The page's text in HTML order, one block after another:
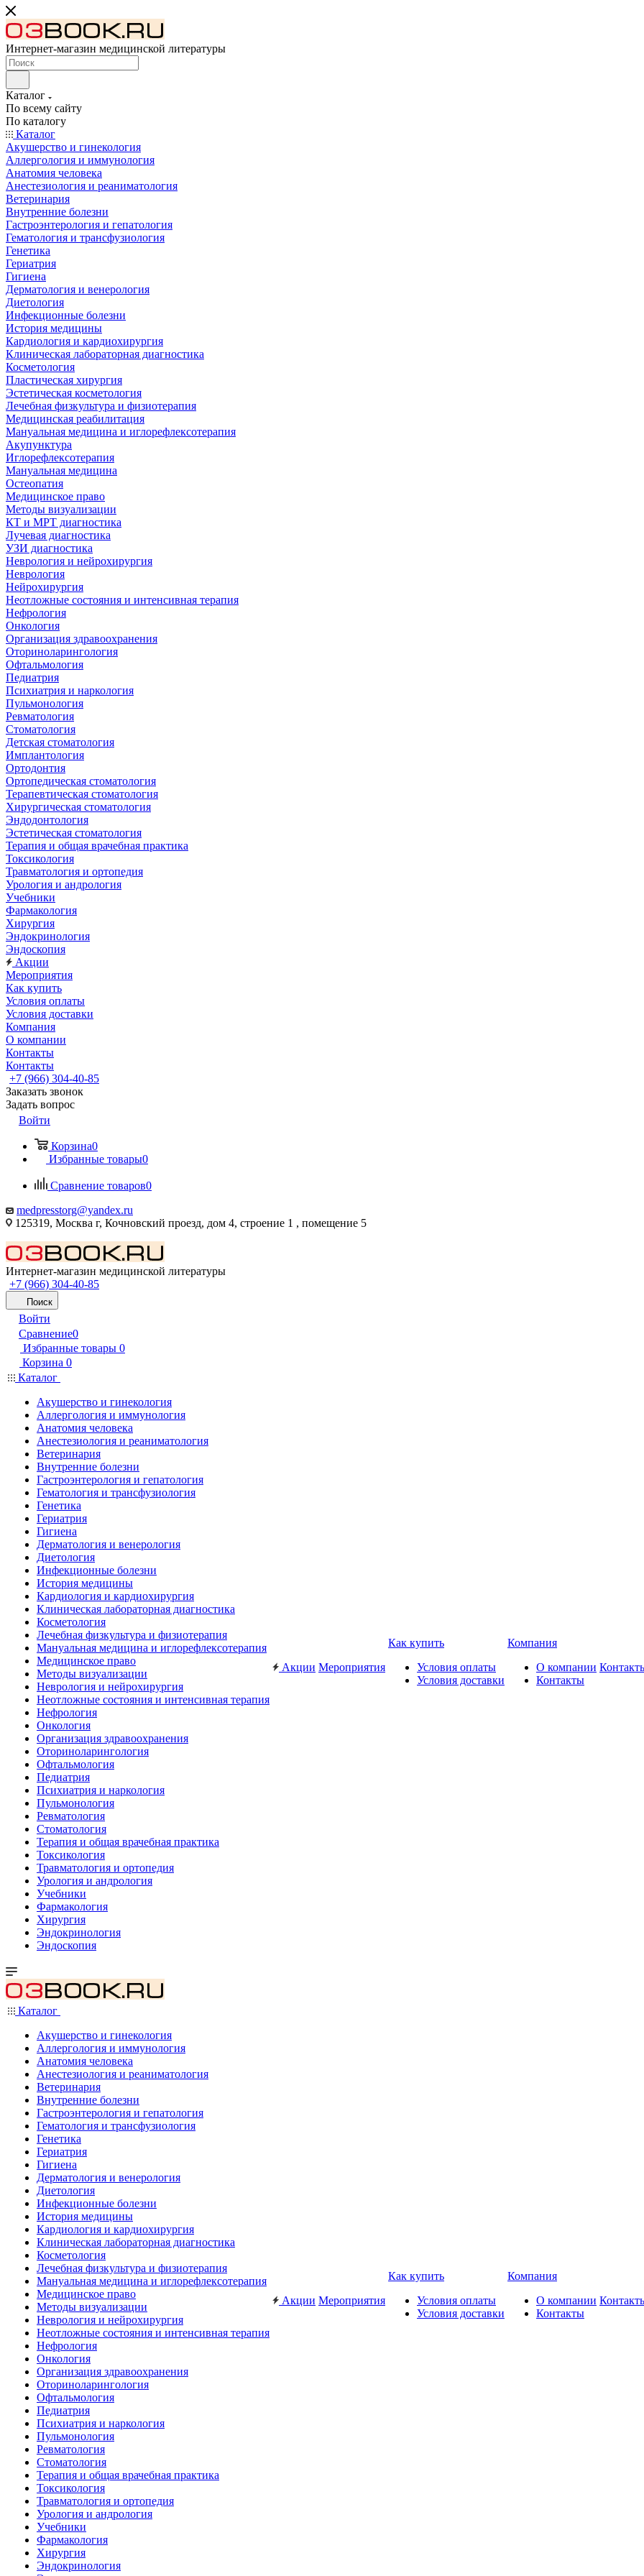
Интернет-магазин медицинской литературы
Каталог
По всему сайту
По каталогу
Каталог
Акушерство и гинекология
Аллергология и иммунология
Анатомия человека
Анестезиология и реаниматология
Ветеринария
Внутренние болезни
Гастроэнтерология и гепатология
Гематология и трансфузиология
Генетика
Гериатрия
Гигиена
Дерматология и венерология
Диетология
Инфекционные болезни
История медицины
Кардиология и кардиохирургия
Клиническая лабораторная диагностика
Косметология
Пластическая хирургия
Эстетическая косметология
Лечебная физкультура и физиотерапия
Медицинская реабилитация
Мануальная медицина и иглорефлексотерапия
Акупунктура
Иглорефлексотерапия
Мануальная медицина
Остеопатия
Медицинское право
Методы визуализации
КТ и МРТ диагностика
Лучевая диагностика
УЗИ диагностика
Неврология и нейрохирургия
Неврология
Нейрохирургия
Неотложные состояния и интенсивная терапия
Нефрология
Онкология
Организация здравоохранения
Оториноларингология
Офтальмология
Педиатрия
Психиатрия и наркология
Пульмонология
Ревматология
Стоматология
Детская стоматология
Имплантология
Ортодонтия
Ортопедическая стоматология
Терапевтическая стоматология
Хирургическая стоматология
Эндодонтология
Эстетическая стоматология
Терапия и общая врачебная практика
Токсикология
Травматология и ортопедия
Урология и андрология
Учебники
Фармакология
Хирургия
Эндокринология
Эндоскопия
Акции
Мероприятия
Как купить
Условия оплаты
Условия доставки
Компания
О компании
Контакты
Контакты
+7 (966) 304-40-85
Заказать звонок
Задать вопрос
Войти
Корзина0
Избранные товары0
Сравнение товаров0
medpresstorg@yandex.ru
125319, Москва г, Кочновский проезд, дом 4, строение 1 , помещение 5
Интернет-магазин медицинской литературы
+7 (966) 304-40-85
Поиск
Войти
Сравнение0
Избранные товары 0
Корзина 0
Каталог
Акушерство и гинекология
Аллергология и иммунология
Анатомия человека
Анестезиология и реаниматология
Ветеринария
Внутренние болезни
Гастроэнтерология и гепатология
Гематология и трансфузиология
Генетика
Гериатрия
Гигиена
Дерматология и венерология
Диетология
Инфекционные болезни
История медицины
Кардиология и кардиохирургия
Клиническая лабораторная диагностика
Косметология
Лечебная физкультура и физиотерапия
Мануальная медицина и иглорефлексотерапия
Медицинское право
Методы визуализации
Неврология и нейрохирургия
Неотложные состояния и интенсивная терапия
Нефрология
Онкология
Организация здравоохранения
Оториноларингология
Офтальмология
Педиатрия
Психиатрия и наркология
Пульмонология
Ревматология
Стоматология
Терапия и общая врачебная практика
Токсикология
Травматология и ортопедия
Урология и андрология
Учебники
Фармакология
Хирургия
Эндокринология
Эндоскопия
Акции Мероприятия
Как купить
Условия оплаты
Условия доставки
Компания
О компании
Контакты
Каталог
Акушерство и гинекология
Аллергология и иммунология
Анатомия человека
Анестезиология и реаниматология
Ветеринария
Внутренние болезни
Гастроэнтерология и гепатология
Гематология и трансфузиология
Генетика
Гериатрия
Гигиена
Дерматология и венерология
Диетология
Инфекционные болезни
История медицины
Кардиология и кардиохирургия
Клиническая лабораторная диагностика
Косметология
Лечебная физкультура и физиотерапия
Мануальная медицина и иглорефлексотерапия
Медицинское право
Методы визуализации
Неврология и нейрохирургия
Неотложные состояния и интенсивная терапия
Нефрология
Онкология
Организация здравоохранения
Оториноларингология
Офтальмология
Педиатрия
Психиатрия и наркология
Пульмонология
Ревматология
Стоматология
Терапия и общая врачебная практика
Токсикология
Травматология и ортопедия
Урология и андрология
Учебники
Фармакология
Хирургия
Эндокринология
Акции Мероприятия
Как купить
Условия оплаты
Условия доставки
Компания
О компании
Контакты